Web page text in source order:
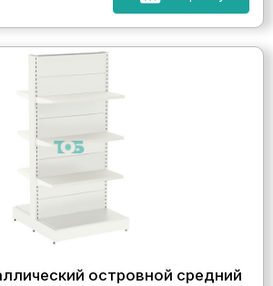
островной средний